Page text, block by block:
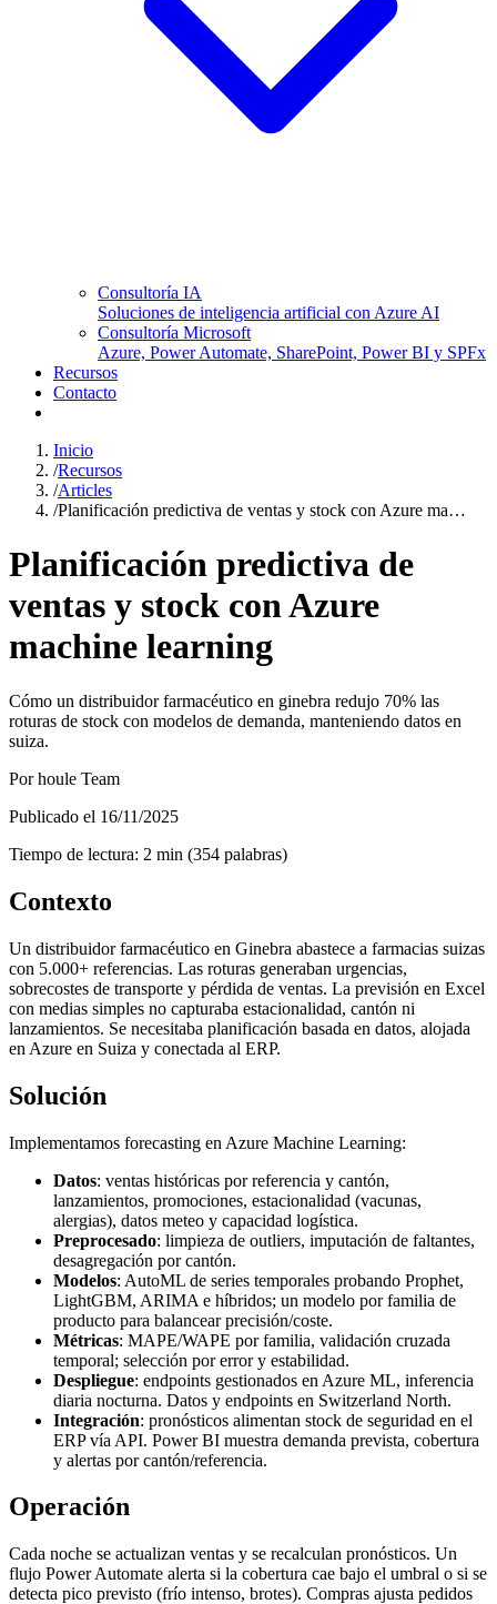
Consultoría IA
Soluciones de inteligencia artificial con Azure AI
Consultoría Microsoft
Azure, Power Automate, SharePoint, Power BI y SPFx
Recursos
Contacto
Inicio
/Recursos
/Articles
/Planificación predictiva de ventas y stock con Azure ma…
Planificación predictiva de
ventas y stock con Azure
machine learning
Cómo un distribuidor farmacéutico en ginebra redujo 70% las
roturas de stock con modelos de demanda, manteniendo datos en
suiza.
Por houle Team
Publicado el 16/11/2025
Tiempo de lectura: 2 min (354 palabras)
Contexto
Un distribuidor farmacéutico en Ginebra abastece a farmacias suizas
con 5.000+ referencias. Las roturas generaban urgencias,
sobrecostes de transporte y pérdida de ventas. La previsión en Excel
con medias simples no capturaba estacionalidad, cantón ni
lanzamientos. Se necesitaba planificación basada en datos, alojada
en Azure en Suiza y conectada al ERP.
Solución
Implementamos forecasting en Azure Machine Learning:
Datos: ventas históricas por referencia y cantón,
lanzamientos, promociones, estacionalidad (vacunas,
alergias), datos meteo y capacidad logística.
Preprocesado: limpieza de outliers, imputación de faltantes,
desagregación por cantón.
Modelos: AutoML de series temporales probando Prophet,
LightGBM, ARIMA e híbridos; un modelo por familia de
producto para balancear precisión/coste.
Métricas: MAPE/WAPE por familia, validación cruzada
temporal; selección por error y estabilidad.
Despliegue: endpoints gestionados en Azure ML, inferencia
diaria nocturna. Datos y endpoints en Switzerland North.
Integración: pronósticos alimentan stock de seguridad en el
ERP vía API. Power BI muestra demanda prevista, cobertura
y alertas por cantón/referencia.
Operación
Cada noche se actualizan ventas y se recalculan pronósticos. Un
flujo Power Automate alerta si la cobertura cae bajo el umbral o si se
detecta pico previsto (frío intenso, brotes). Compras ajusta pedidos